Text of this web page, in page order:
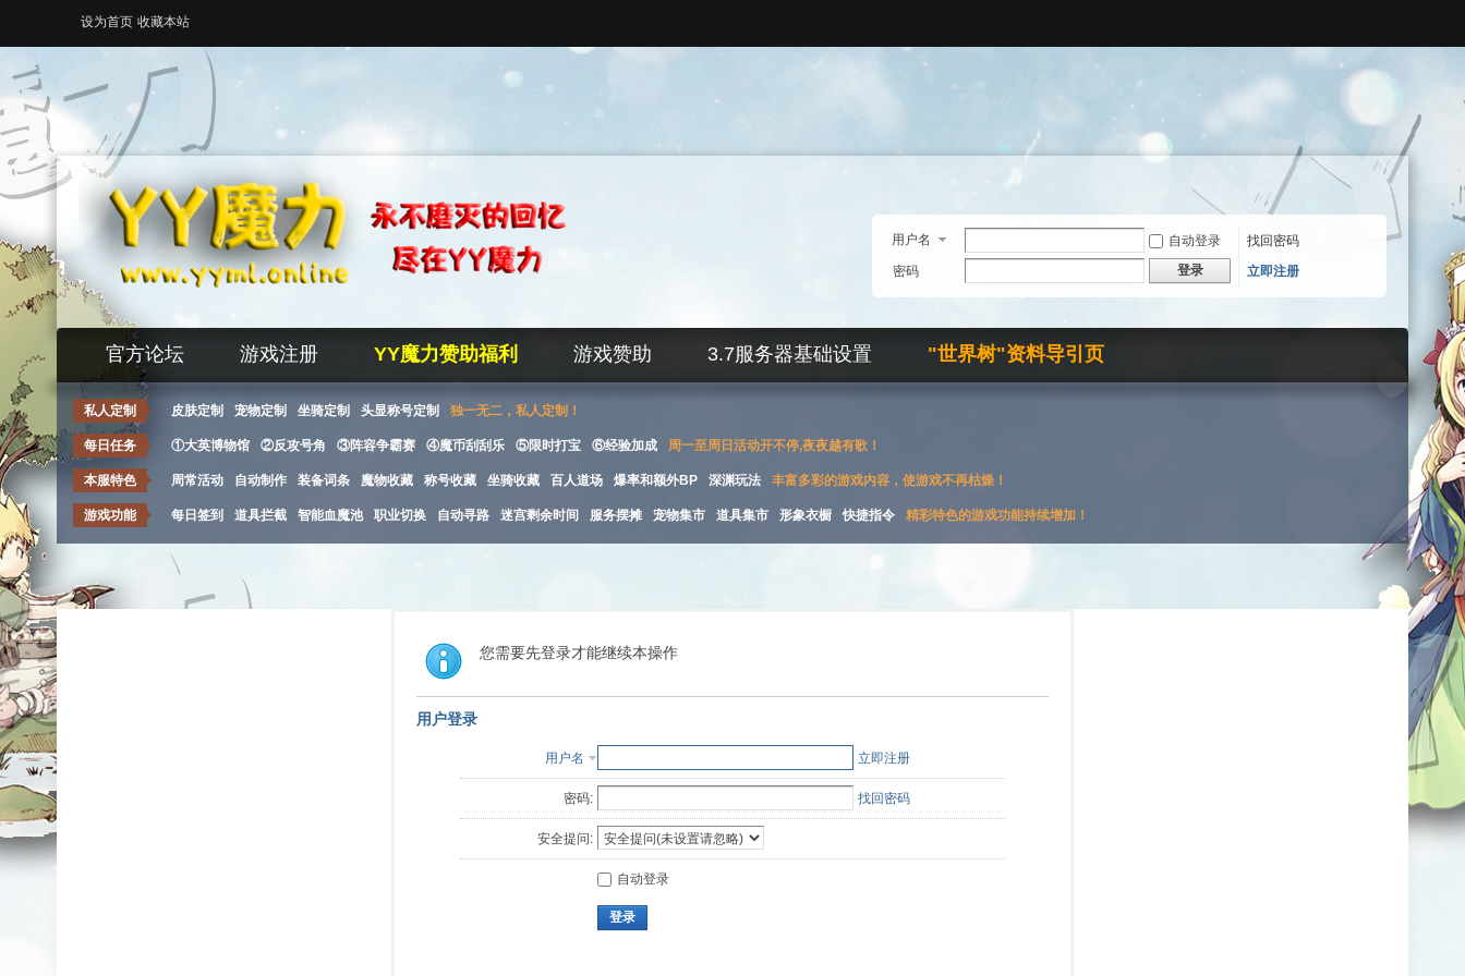
设为首页 收藏本站
用户名 自动登录
找回密码
密码
登录 立即注册
官方论坛 游戏注册 YY魔力赞助福利 游戏赞助 3.7服务器基础设置 "世界树"资料导引页
私人定制 皮肤定制 宠物定制 坐骑定制 头显称号定制 独一无二，私人定制！
每日任务 ①大英博物馆 ②反攻号角 ③阵容争霸赛 ④魔币刮刮乐 ⑤限时打宝 ⑥经验加成 周一至周日活动开不停,夜夜越有歌！
本服特色 周常活动 自动制作 装备词条 魔物收藏 称号收藏 坐骑收藏 百人道场 爆率和额外BP 深渊玩法 丰富多彩的游戏内容，使游戏不再枯燥！
游戏功能 每日签到 道具拦截 智能血魔池 职业切换 自动寻路 迷宫剩余时间 服务摆摊 宠物集市 道具集市 形象衣橱 快捷指令 精彩特色的游戏功能持续增加！
您需要先登录才能继续本操作
用户登录
用户名 立即注册
密码: 找回密码
安全提问:
自动登录
登录